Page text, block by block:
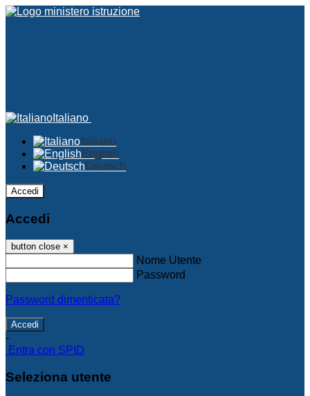
Italiano
Italiano
English
Deutsch
Accedi
Accedi
button close ×
Nome Utente
Password
Password dimenticata?
-
Entra con SPID
Seleziona utente